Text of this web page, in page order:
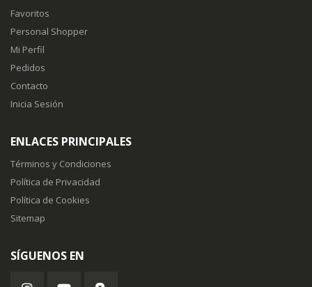
Favoritos
Personal Shopper
Mi Perfil
Pedidos
Contacto
Inicia Sesión
ENLACES PRINCIPALES
Términos y Condiciones
Política de Privacidad
Política de Cookies
Sitemap
SÍGUENOS EN